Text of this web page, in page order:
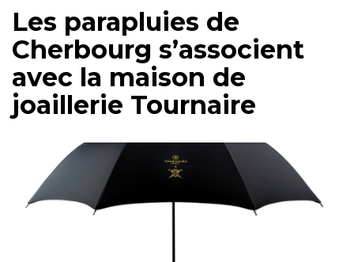
Les parapluies de
Cherbourg s’associent
avec la maison de
joaillerie Tournaire